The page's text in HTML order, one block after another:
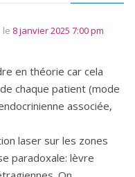
le 8 janvier 2025 7:00 pm
en théorie car cela
chaque patient (mode
associée,
laser sur les zones
paradoxale: lèvre